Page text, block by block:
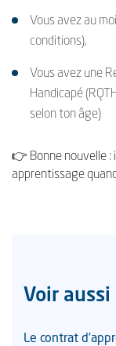
Vous avez au
conditions),
Vous avez une
Handicapé
selon ton âge)
👉 Bonne nouvelle :
apprentissage
Voir aussi
Le contrat